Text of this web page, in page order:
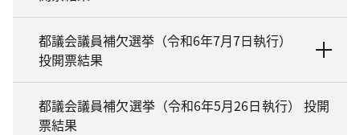
都議会議員補欠選挙（令和6年7月7日執行）
投開票結果
都議会議員補欠選挙（令和6年5月26日執行） 投開
票結果